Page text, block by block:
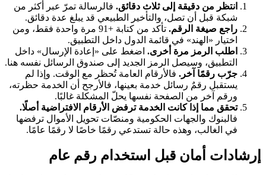
انتظر من دقيقة إلى ثلاث دقائق. فالرسالة تمرّ عبر أكثر من
شبكة قبل أن تصل، والتأخير الطبيعي قد يبلغ عدة دقائق.
راجع صيغة الرقم.
تأكد من كتابة +91 مرة واحدة فقط، ومن
اختيار «الهند» في قائمة الدول داخل التطبيق.
اطلب الرمز مرة أخرى. اضغط على «إعادة الإرسال» داخل
التطبيق، وسيصل الرمز الجديد إلى صندوق الرسائل نفسه هنا.
جرّب رقمًا آخر. فالأرقام العامة تُحظر مع الوقت. وإذا لم
يستقبل رقمٌ رسائل خدمة بعينها، فالأرجح أن الخدمة حظرته،
ورقم آخر من الصفحة نفسها يحلّ المشكلة غالبًا.
تحقق مما إذا كانت الخدمة ترفض الأرقام الافتراضية أصلًا.
فالبنوك والجهات الحكومية ومنصّات تحويل الأموال ترفضها
في الغالب، وهذه حالة تستدعي رقمًا خاصًا لا رقمًا عامًا.
إرشادات أمان قبل استخدام رقم عام